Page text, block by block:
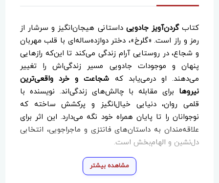
کتابگردن‌آویز جادویی داستانی هیجان‌انگیز و سرشار از
رمز و راز است. «گلرخ»، دختر دوازده‌ساله‌ای با قلب مهربان
و شجاع، در روستایی آرام زندگی می‌کند تا این‌که رازهایی
پنهان و موجودات جادویی مسیر زندگی‌اش را تغییر
می‌دهند. او درمی‌یابد که شجاعت و خرد واقعی‌ترین
نیروها برای مقابله با چالش‌های زندگی‌اند. نویسنده با
قلمی روان، دنیایی خیال‌انگیز و پرکشش ساخته که
نوجوانان را تا پایان همراه خود نگه می‌دارد. این اثر برای
علاقه‌مندان به داستان‌های فانتزی و ماجراجویی، انتخابی
دل‌نشین و الهام‌بخش است.
مشاهده بیشتر